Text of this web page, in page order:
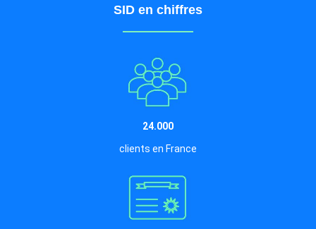
SID en chiffres
24.000
clients en France